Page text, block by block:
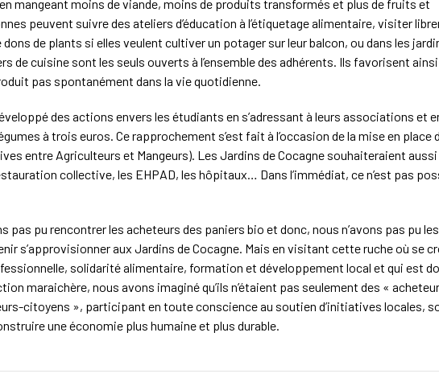
mangeant moins de viande, moins de produits transformés et plus de fruits et
peuvent suivre des ateliers d’éducation à l’étiquetage alimentaire, visiter
de plants si elles veulent cultiver un potager sur leur balcon, ou dans les
de cuisine sont les seuls ouverts à l’ensemble des adhérents. Ils favorisent
pas spontanément dans la vie quotidienne.
des actions envers les étudiants en s’adressant à leurs associations et
à trois euros. Ce rapprochement s’est fait à l’occasion de la mise en place
entre Agriculteurs et Mangeurs). Les Jardins de Cocagne souhaiteraient aussi
collective, les EHPAD, les hôpitaux… Dans l’immédiat, ce n’est pas
pas pu rencontrer les acheteurs des paniers bio et donc, nous n’avons pas pu les
s’approvisionner aux Jardins de Cocagne. Mais en visitant cette ruche où se
solidarité alimentaire, formation et développement local et qui est
maraichère, nous avons imaginé qu’ils n’étaient pas seulement des «
citoyens », participant en toute conscience au soutien d’initiatives locales,
une économie plus humaine et plus durable.